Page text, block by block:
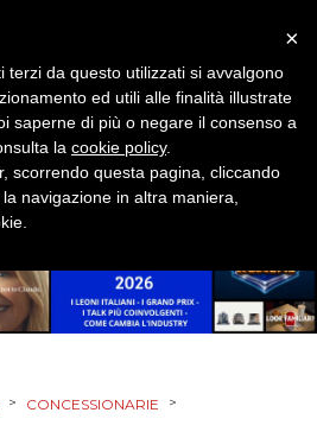
> CONCESSIONARIE >
×
terzi da questo utilizzati si avvalgono
ed utili alle finalità illustrate
saperne di più o negare il consenso a
la cookie policy.
scorrendo questa pagina, cliccando
navigazione in altra maniera,